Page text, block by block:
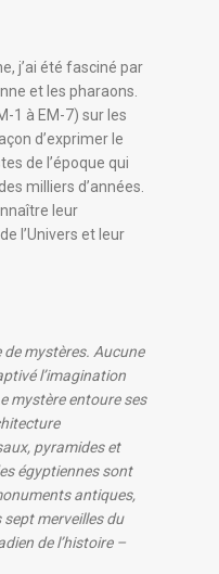
j’ai été fasciné par
et les pharaons.
1 à EM-7) sur les
d’exprimer le
de l’époque qui
milliers d’années.
leur
l’Univers et leur
de mystères. Aucune
l’imagination
mystère entoure ses
pyramides et
égyptiennes sont
antiques,
sept merveilles du
de l’histoire –